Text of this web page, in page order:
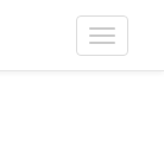
Toggle